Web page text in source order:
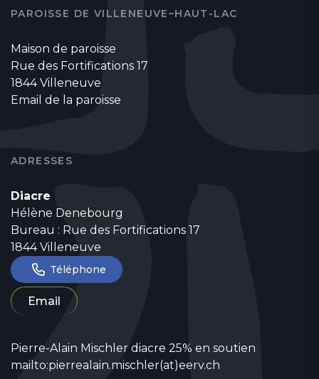
PAROISSE DE VILLENEUVE–HAUT-LAC
Maison de paroisse
Rue des Fortifications 17
1844 Villeneuve
Email de la paroisse
ADRESSES
Diacre
Hélène Denebourg
Bureau : Rue des Fortifications 17
1844 Villeneuve
Téléphone
Email
Pierre-Alain Mischler diacre 25% en soutien
mailto:pierrealain.mischler(at)eerv.ch